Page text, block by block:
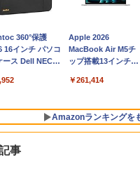
360°保護
16インチ パソコ
ース Dell NEC
Lenovo
Apple 2026
MacBook Air M5チ
ップ搭載13インチノ
Apple Intelligence、
Retinaディスプレ
イ、16GBユニファ
ドメモリ、1TB SSD
￥261,414
Amazonランキングを
事